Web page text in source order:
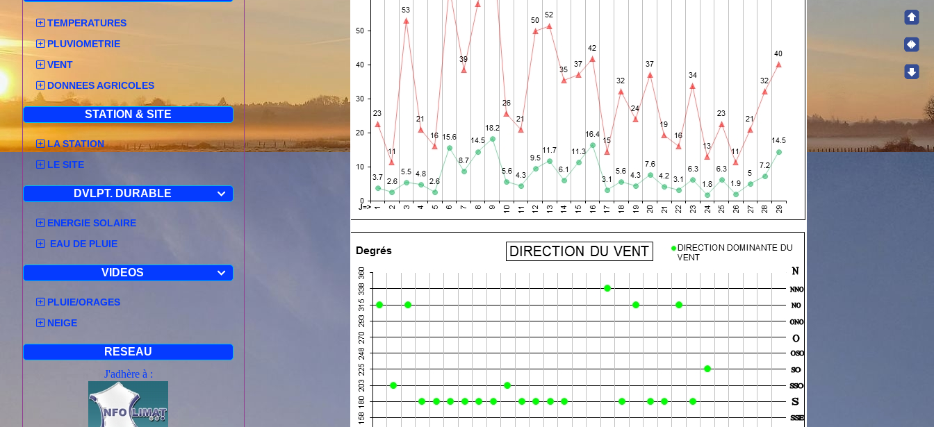
TEMPERATURES
PLUVIOMETRIE
VENT
DONNEES AGRICOLES
STATION & SITE
LA STATION
LE SITE

DVLPT. DURABLE
ENERGIE SOLAIRE
EAU DE PLUIE

VIDEOS
PLUIE/ORAGES
NEIGE
RESEAU
J'adhère à :